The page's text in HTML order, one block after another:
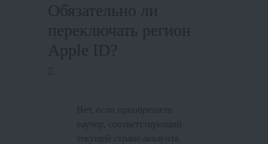
Обязательно ли
переключать регион
Apple ID?
Нет, если приобретаете
ваучер, соответствующий
текущей стране аккаунта.